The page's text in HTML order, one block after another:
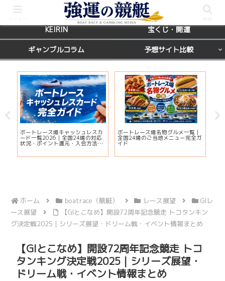
BOATRACE レース場ガイド
KEIRIN 宝くじ・開運
ギャンブルコラム 予想サイト比較
ボートレース場キャッシュレスカ
ード一覧2026｜全国24場の対応
状況・ポイント還元・入会方法ま
とめ
ボートレース場名物グルメ一覧｜
全国24場のご当地メニュー完全ガ
イド
ホーム boatrace（競艇） レース展望
GIレ
ース展望
【GIとこなめ】開設72周年記念競走 トコタンキン
グ決定戦2025｜シリーズ展望・ドリーム戦・イベント情報まとめ
【GIとこなめ】開設72周年記念競走 トコ
タンキング決定戦2025｜シリーズ展望・
ドリーム戦・イベント情報まとめ